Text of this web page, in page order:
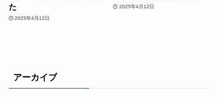
た
2025年4月12日
2025年4月12日
アーカイブ